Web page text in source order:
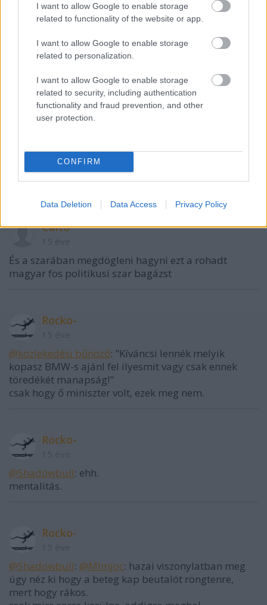
I want to allow Google to enable storage
related to functionality of the website or app.
I want to allow Google to enable storage
related to personalization.
I want to allow Google to enable storage
related to security, including authentication
functionality and fraud prevention, and other
user protection.
CONFIRM
Data Deletion Data Access Privacy Policy
számára elfogadhatóan alakulnak. A szitu ugyanaz.
Márpedig a világot itt a fórumokon megváltani nem
tudjuk. Vagy csinálunk forradalmat (nem fülkét,
igazit!), vagy húzunk innen nyugatra. Feri is ezt
javasolta, még ha nem is gondolta komolyan.
Calto
15 éve
el kell menni és hagyni a szarában vergődni a
magyar politikát
Calto
És a szarában megdögleni hagyni ezt a rohadt
magyar fos politikusi szar bagázst
Rocko-
@közlekedési bűnöző: "Kíváncsi lennék melyik
kopasz BMW-s ajánl fel ilyesmit vagy csak ennek
töredékét manapság!"
csak hogy ő miniszter volt, ezek meg nem.
Rocko-
@Shadowbull: ehh.
mentalitás.
Rocko-
@Shadowbull: @Mlmjoc: hazai viszonylatban meg
úgy néz ki hogy a beteg kap beutalót röngtenre,
mert hogy rákos.